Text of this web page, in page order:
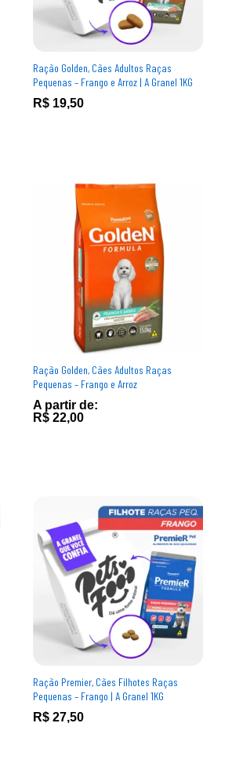
Ração Golden, Cães Adultos Raças
Pequenas – Frango e Arroz | A Granel 1KG
R$ 19,50
R$ 19,50
Ração Golden, Cães Adultos Raças
Pequenas – Frango e Arroz
A partir de:
R$ 22,00
R$ 22,00
Ração Premier, Cães Filhotes Raças
Pequenas – Frango | A Granel 1KG
R$ 27,50
R$ 27,50